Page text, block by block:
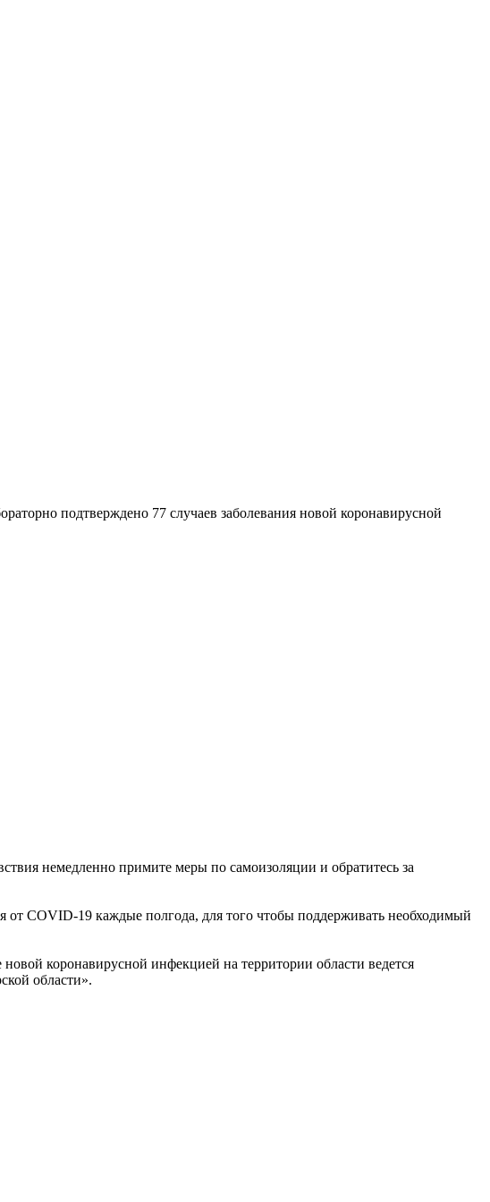
подтверждено 77 случаев заболевания новой коронавирусной
немедленно примите меры по самоизоляции и обратитесь за
от COVID-19 каждые полгода, для того чтобы поддерживать необходимый
коронавирусной инфекцией на территории области ведется
области».